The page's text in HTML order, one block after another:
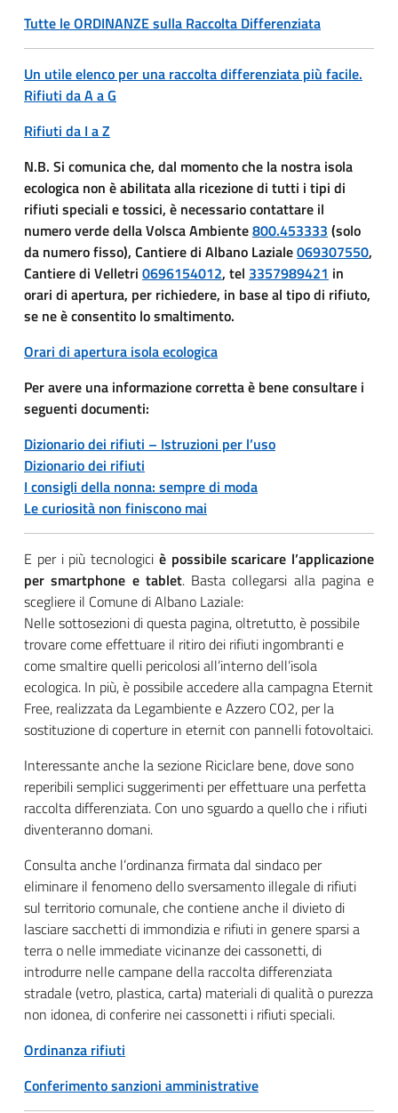
Tutte le ORDINANZE sulla Raccolta Differenziata
Un utile elenco per una raccolta differenziata più facile.
Rifiuti da A a G
Rifiuti da I a Z
N.B. Si comunica che, dal momento che la nostra isola
ecologica non è abilitata alla ricezione di tutti i tipi di
rifiuti speciali e tossici, è necessario contattare il
numero verde della Volsca Ambiente800.453333 (solo
da numero fisso), Cantiere di Albano Laziale069307550,
Cantiere di Velletri 0696154012, tel 3357989421 in
orari di apertura, per richiedere, in base al tipo di rifiuto,
se ne è consentito lo smaltimento.
Orari di apertura isola ecologica
Per avere una informazione corretta è bene consultare i
seguenti documenti:
Dizionario dei rifiuti – Istruzioni per l’uso
Dizionario dei rifiuti
I consigli della nonna: sempre di moda
Le curiosità non finiscono mai
E per i più tecnologici è possibile scaricare l’applicazione
per smartphone e tablet. Basta collegarsi alla pagina e
scegliere il Comune di Albano Laziale:
Nelle sottosezioni di questa pagina, oltretutto, è possibile
trovare come effettuare il ritiro dei rifiuti ingombranti e
come smaltire quelli pericolosi all’interno dell’isola
ecologica. In più, è possibile accedere alla campagna Eternit
Free, realizzata da Legambiente e Azzero CO2, per la
sostituzione di coperture in eternit con pannelli fotovoltaici.
Interessante anche la sezione Riciclare bene, dove sono
reperibili semplici suggerimenti per effettuare una perfetta
raccolta differenziata. Con uno sguardo a quello che i rifiuti
diventeranno domani.
Consulta anche l’ordinanza firmata dal sindaco per
eliminare il fenomeno dello sversamento illegale di rifiuti
sul territorio comunale, che contiene anche il divieto di
lasciare sacchetti di immondizia e rifiuti in genere sparsi a
terra o nelle immediate vicinanze dei cassonetti, di
introdurre nelle campane della raccolta differenziata
stradale (vetro, plastica, carta) materiali di qualità o purezza
non idonea, di conferire nei cassonetti i rifiuti speciali.
Ordinanza rifiuti
Conferimento sanzioni amministrative